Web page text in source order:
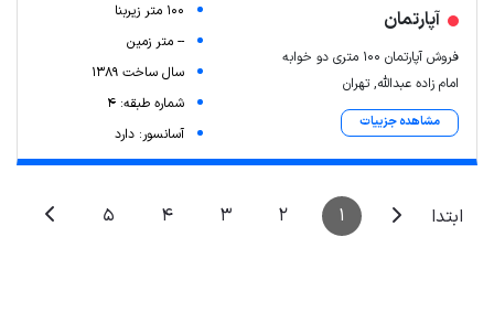
آپارتمان
فروش آپارتمان 100 متری دو خوابه
امام زاده عبدالله, تهران
مشاهده جزییات
100 متر زیربنا
-- متر زمین
سال ساخت 1389
شماره طبقه: 4
آسانسور: دارد
ابتدا 1
2
3
4
5